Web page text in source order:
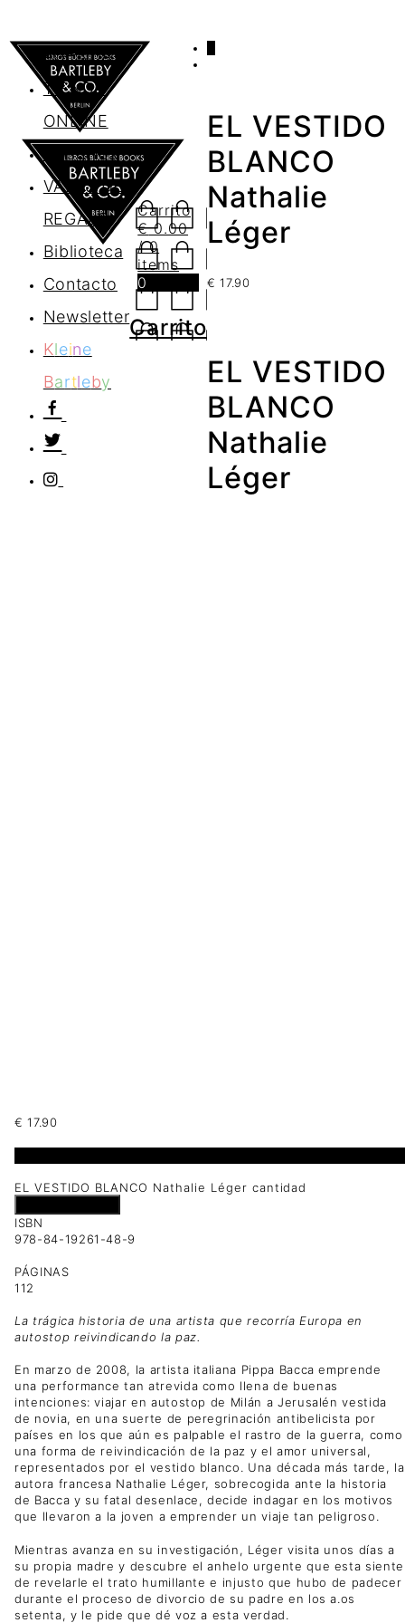
AGENDA
TIENDA
ONLINE
Nosotros
VALES DE
REGALO
Biblioteca
Contacto
Newsletter
Kleine
Bartleby
Carrito
€0.00
/ 0
items
0
Carrito
EL VESTIDO
BLANCO
Nathalie
Léger
€ 17.90
EL VESTIDO
BLANCO
Nathalie
Léger
€ 17.90
EL VESTIDO BLANCO Nathalie Léger cantidad
ISBN
978-84-19261-48-9
PÁGINAS
112
La trágica historia de una artista que recorría Europa en
autostop reivindicando la paz.
En marzo de 2008, la artista italiana Pippa Bacca emprende
una performance tan atrevida como llena de buenas
intenciones: viajar en autostop de Milán a Jerusalén vestida
de novia, en una suerte de peregrinación antibelicista por
países en los que aún es palpable el rastro de la guerra, como
una forma de reivindicación de la paz y el amor universal,
representados por el vestido blanco. Una década más tarde, la
autora francesa Nathalie Léger, sobrecogida ante la historia
de Bacca y su fatal desenlace, decide indagar en los motivos
que llevaron a la joven a emprender un viaje tan peligroso.
Mientras avanza en su investigación, Léger visita unos días a
su propia madre y descubre el anhelo urgente que esta siente
de revelarle el trato humillante e injusto que hubo de padecer
durante el proceso de divorcio de su padre en los a.os
setenta, y le pide que dé voz a esta verdad.